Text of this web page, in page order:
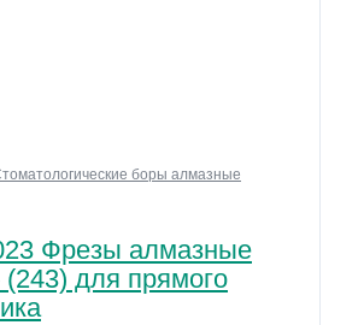
боры алмазные
Фрезы алмазные
для прямого